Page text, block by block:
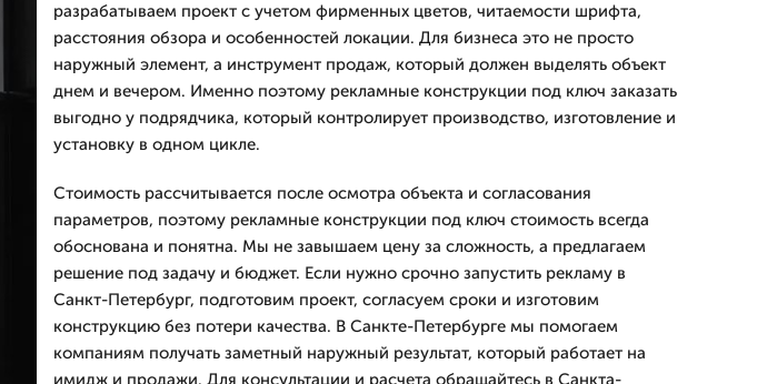
разрабатываем проект с учетом фирменных цветов, читаемости шрифта,
расстояния обзора и особенностей локации. Для бизнеса это не просто
наружный элемент, а инструмент продаж, который должен выделять объект
днем и вечером. Именно поэтому рекламные конструкции под ключ заказать
выгодно у подрядчика, который контролирует производство, изготовление и
установку в одном цикле.
Стоимость рассчитывается после осмотра объекта и согласования
параметров, поэтому рекламные конструкции под ключ стоимость всегда
обоснована и понятна. Мы не завышаем цену за сложность, а предлагаем
решение под задачу и бюджет. Если нужно срочно запустить рекламу в
Санкт-Петербург, подготовим проект, согласуем сроки и изготовим
конструкцию без потери качества. В Санкте-Петербурге мы помогаем
компаниям получать заметный наружный результат, который работает на
имидж и продажи. Для консультации и расчета обращайтесь в Санкта-